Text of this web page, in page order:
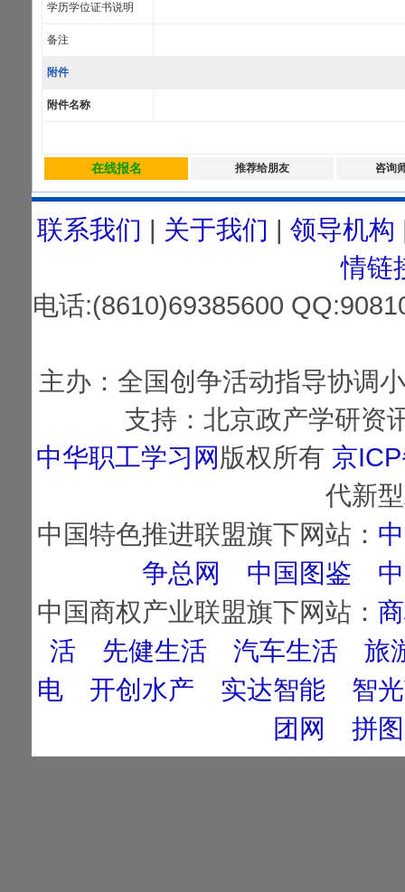
学历学位证书说明
备注
附件
附件名称
在线报名 推荐给朋友 咨询
联系我们 | 关于我们 | 领导机构
情链
电话:(8610)69385600
主办：全国创争活动指导协调
支持：北京政产学研资
中华职工学习网版权所有 京
代新
中国特色推进联盟旗下网站：
争总网
中国图鉴
中国商权产业联盟旗下网站：
活
先健生活 汽车生活
旅
电
开创水产 实达智能
智
团网
拼